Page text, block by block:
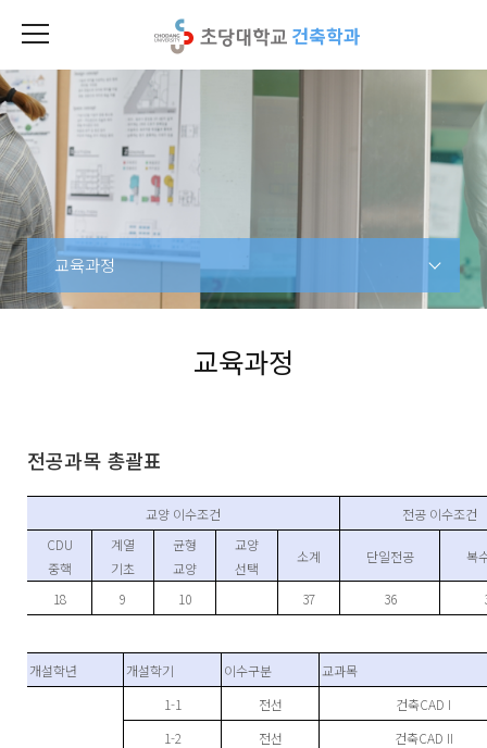
건축학과
교육과정
교육과정
전공과목 총괄표
교양 이수조건
전공 이수조건
CDU
중핵
계열
기초
균형
교양
교양
선택
소계 단일전공 복
18 9 10 37 36
개설학년 개설학기 이수구분 교과목
1-1 전선
건축CAD I
1-2
전선
건축CAD II